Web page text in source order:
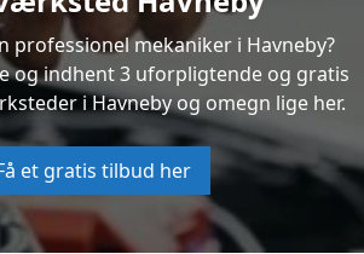
professionel mekaniker i Havneby?
og indhent 3 uforpligtende og gratis
i Havneby og omegn lige her.
et gratis tilbud her